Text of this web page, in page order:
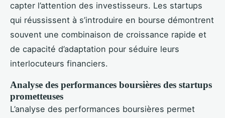
capter l’attention des investisseurs. Les startups
qui réussissent à s’introduire en bourse démontrent
souvent une combinaison de croissance rapide et
de capacité d’adaptation pour séduire leurs
interlocuteurs financiers.
Analyse des performances boursières des startups
prometteuses
L’analyse des performances boursières permet